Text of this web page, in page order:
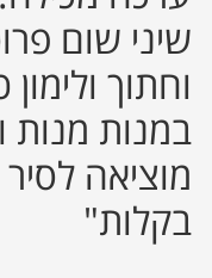
שיני שום
וחתוך
במנות מנות
מוציאה
בקלות"